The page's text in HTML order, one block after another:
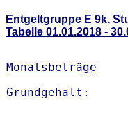
Entgeltgruppe E 9k,
Tabelle 01.01.2018 -
Monatsbeträge
Grundgehalt: